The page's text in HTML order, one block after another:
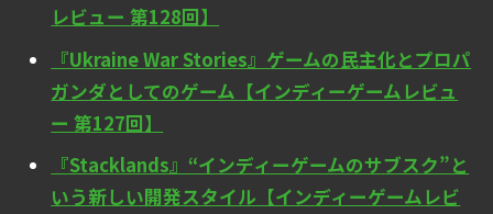
レビュー 第128回】
『Ukraine War Stories』ゲームの民主化とプロパ
ガンダとしてのゲーム【インディーゲームレビュ
ー 第127回】
『Stacklands』“インディーゲームのサブスク”と
いう新しい開発スタイル【インディーゲームレビ